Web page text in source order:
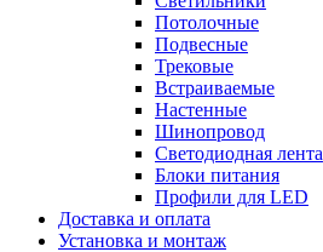
Потолочные
Подвесные
Трековые
Встраиваемые
Настенные
Шинопровод
Светодиодная лента
Блоки питания
Профили для LED
Доставка и оплата
Установка и монтаж